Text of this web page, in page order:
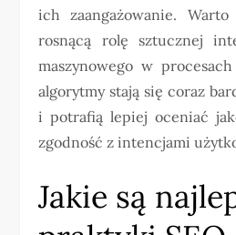
ich zaangażowanie.
rosnącą rolę sztucznej
maszynowego w
algorytmy stają się coraz
i potrafią lepiej oceniać
zgodność z intencjami
Jakie są